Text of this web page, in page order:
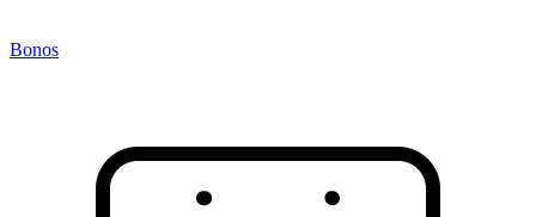
Bonos